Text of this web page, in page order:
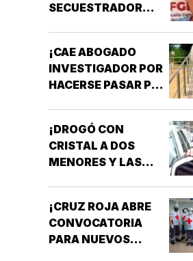
SECUESTRADOR
¡CAE ABOGADO
INVESTIGADOR POR
HACERSE PASAR POR
¡DROGÓ CON
CRISTAL A DOS
MENORES Y LAS
¡CRUZ ROJA ABRE
CONVOCATORIA
PARA NUEVOS